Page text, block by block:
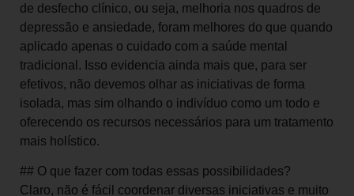
de desfecho clínico, ou seja, melhoria nos quadros de
depressão e ansiedade, foram melhores do que quando
aplicado apenas o cuidado com a saúde mental
tradicional. Isso evidencia ainda mais que, para ser
efetivos, não devemos olhar as iniciativas de forma
isolada, mas sim olhando o indivíduo como um todo e
oferecendo os recursos necessários para um tratamento
mais holístico.
## O que fazer com todas essas possibilidades?
Claro, não é fácil coordenar diversas iniciativas e muito